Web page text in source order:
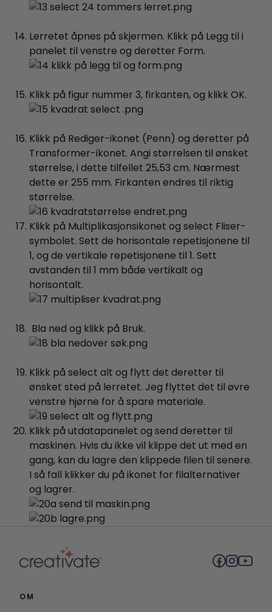
Lerretet åpnes på skjermen. Klikk på Legg til i
panelet til venstre og deretter Form.
Klikk på figur nummer 3, firkanten, og klikk OK.
Klikk på Rediger-ikonet (Penn) og deretter på
Transformer-ikonet. Angi størrelsen til ønsket
størrelse, i dette tilfellet 25,53 cm. Nærmest
dette er 255 mm. Firkanten endres til riktig
størrelse.
Klikk på Multiplikasjonsikonet og select Fliser-
symbolet. Sett de horisontale repetisjonene til
1, og de vertikale repetisjonene til 1. Sett
avstanden til 1 mm både vertikalt og
horisontalt.
Bla ned og klikk på Bruk.
Klikk på select alt og flytt det deretter til
ønsket sted på lerretet. Jeg flyttet det til øvre
venstre hjørne for å spare materiale.
Klikk på utdatapanelet og send deretter til
maskinen. Hvis du ikke vil klippe det ut med en
gang, kan du lagre den klippede filen til senere.
I så fall klikker du på ikonet for filalternativer
og lagrer.
OM